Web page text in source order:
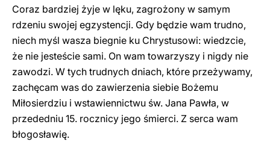
Coraz bardziej żyje w lęku, zagrożony w samym
rdzeniu swojej egzystencji. Gdy będzie wam trudno,
niech myśl wasza biegnie ku Chrystusowi: wiedzcie,
że nie jesteście sami. On wam towarzyszy i nigdy nie
zawodzi. W tych trudnych dniach, które przeżywamy,
zachęcam was do zawierzenia siebie Bożemu
Miłosierdziu i wstawiennictwu św. Jana Pawła, w
przededniu 15. rocznicy jego śmierci. Z serca wam
błogosławię.